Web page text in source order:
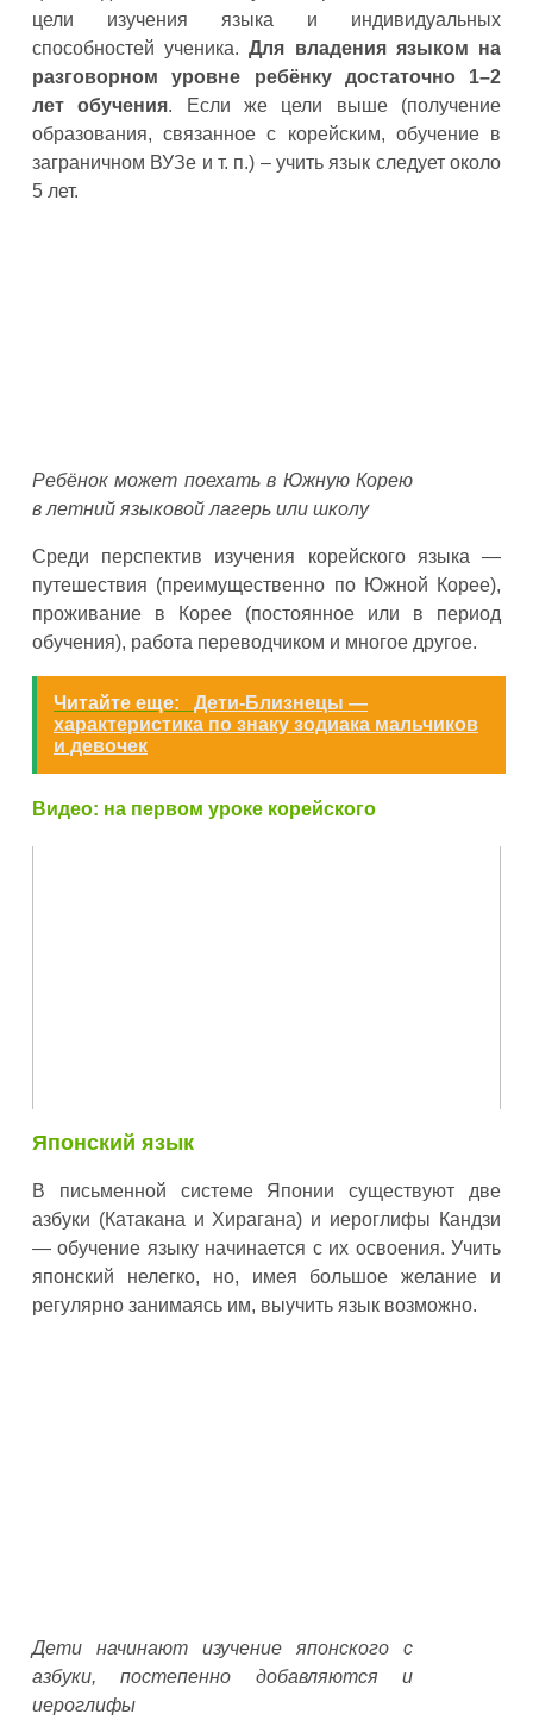
цели изучения языка и индивидуальных
способностей ученика.Для владения языком на
разговорном уровне ребёнку достаточно 1–2
лет обучения. Если же цели выше (получение
образования, связанное с корейским, обучение в
заграничном ВУЗе и т. п.) – учить язык следует около
5 лет.
Ребёнок может поехать в Южную Корею
в летний языковой лагерь или школу
Среди перспектив изучения корейского языка —
путешествия (преимущественно по Южной Корее),
проживание в Корее (постоянное или в период
обучения), работа переводчиком и многое другое.
Читайте еще:
Дети-Близнецы —
характеристика по знаку зодиака мальчиков
и девочек
Видео: на первом уроке корейского
Японский язык
В письменной системе Японии существуют две
азбуки (Катакана и Хирагана) и иероглифы Кандзи
— обучение языку начинается с их освоения. Учить
японский нелегко, но, имея большое желание и
регулярно занимаясь им, выучить язык возможно.
Дети начинают изучение японского с
азбуки, постепенно добавляются и
иероглифы